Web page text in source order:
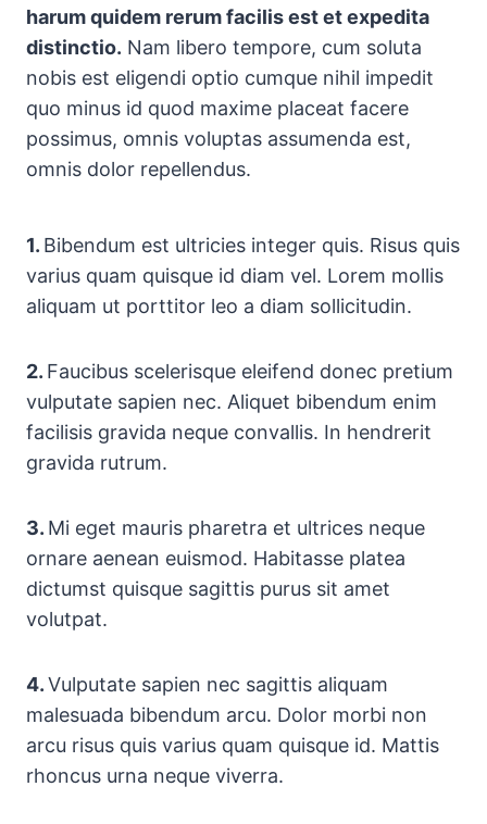
harum quidem rerum facilis est et expedita
distinctio. Nam libero tempore, cum soluta
nobis est eligendi optio cumque nihil impedit
quo minus id quod maxime placeat facere
possimus, omnis voluptas assumenda est,
omnis dolor repellendus.
1. Bibendum est ultricies integer quis. Risus quis
varius quam quisque id diam vel. Lorem mollis
aliquam ut porttitor leo a diam sollicitudin.
2. Faucibus scelerisque eleifend donec pretium
vulputate sapien nec. Aliquet bibendum enim
facilisis gravida neque convallis. In hendrerit
gravida rutrum.
3. Mi eget mauris pharetra et ultrices neque
ornare aenean euismod. Habitasse platea
dictumst quisque sagittis purus sit amet
volutpat.
4.Vulputate sapien nec sagittis aliquam
malesuada bibendum arcu. Dolor morbi non
arcu risus quis varius quam quisque id. Mattis
rhoncus urna neque viverra.